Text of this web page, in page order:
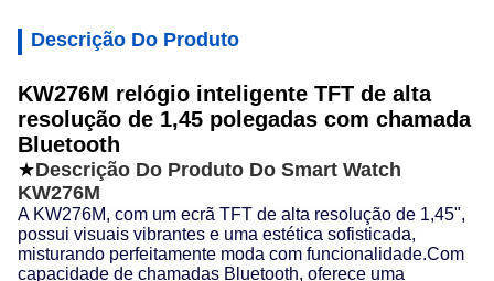
Descrição Do Produto
KW276M relógio inteligente TFT de alta
resolução de 1,45 polegadas com chamada
Bluetooth
★Descrição Do Produto Do Smart Watch
KW276M
A KW276M, com um ecrã TFT de alta resolução de 1,45",
possui visuais vibrantes e uma estética sofisticada,
misturando perfeitamente moda com funcionalidade.Com
capacidade de chamadas Bluetooth, oferece uma